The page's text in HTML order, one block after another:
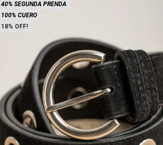
18
100% CUERO
40% SEGUNDA PRENDA